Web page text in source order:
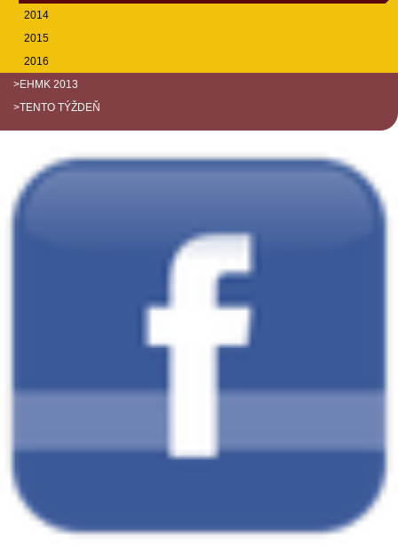
2014
2015
2016
>EHMK 2013
>TENTO TÝŽDEŇ